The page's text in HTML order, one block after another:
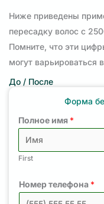
Ниже приведены
пересадку волос с
Помните, что эти
могут варьироваться
До / После
Форма
Полное имя *
First
Номер телефона *